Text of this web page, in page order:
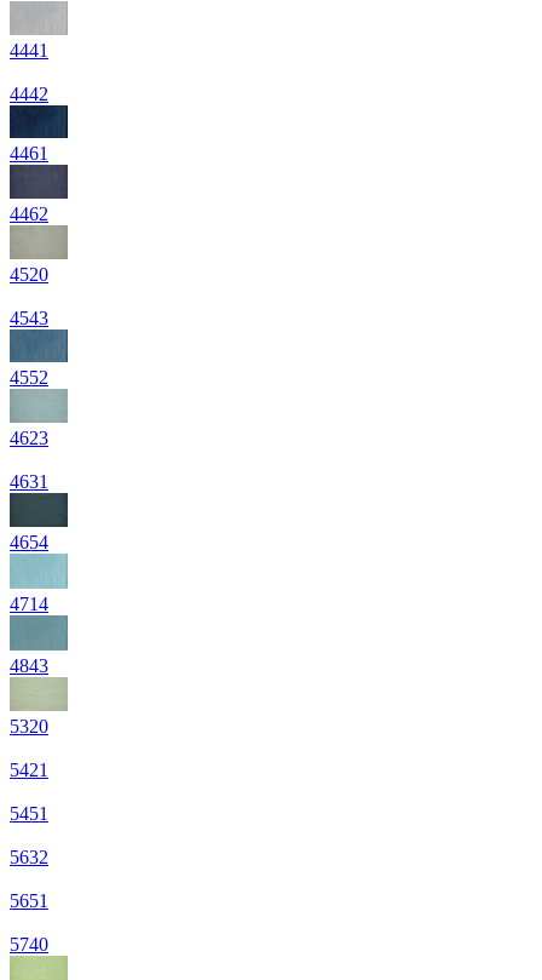
4441
4442
4461
4462
4520
4543
4552
4623
4631
4654
4714
4843
5320
5421
5451
5632
5651
5740